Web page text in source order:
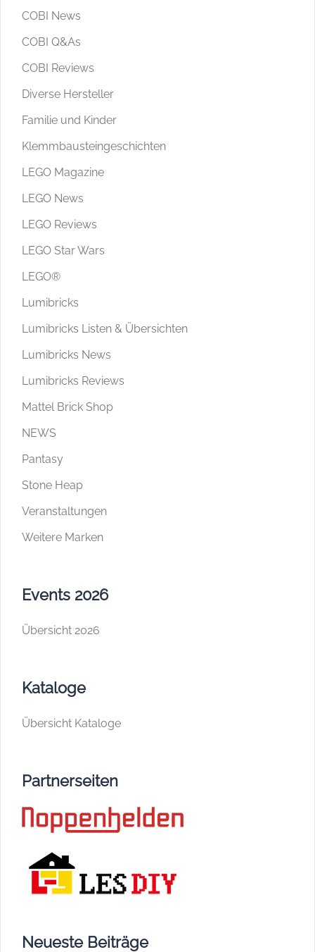
COBI News
COBI Q&As
COBI Reviews
Diverse Hersteller
Familie und Kinder
Klemmbausteingeschichten
LEGO Magazine
LEGO News
LEGO Reviews
LEGO Star Wars
LEGO®
Lumibricks
Lumibricks Listen & Übersichten
Lumibricks News
Lumibricks Reviews
Mattel Brick Shop
NEWS
Pantasy
Stone Heap
Veranstaltungen
Weitere Marken
Events 2026
Übersicht 2026
Kataloge
Übersicht Kataloge
Partnerseiten
Neueste Beiträge